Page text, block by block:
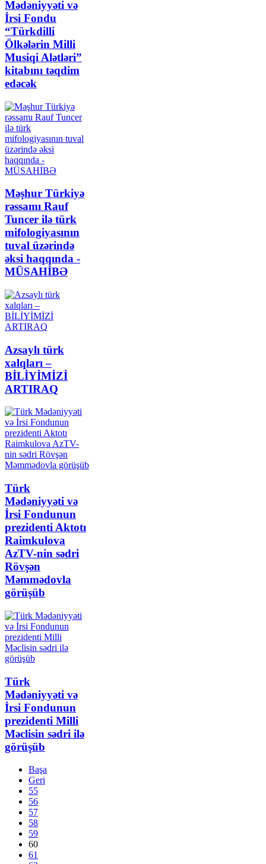
Mədəniyyəti və
İrsi Fondu
“Türkdilli
Ölkələrin Milli
Musiqi Alətləri”
kitabını təqdim
edəcək
Məşhur Türkiyə
rəssamı Rauf
Tuncer ilə türk
mifologiyasının
tuval üzərində
əksi haqqında -
MÜSAHİBƏ
Azsaylı türk
xalqları –
BİLİYİMİZİ
ARTIRAQ
Türk
Mədəniyyəti və
İrsi Fondunun
prezidenti Aktotı
Raimkulova
AzTV-nin sədri
Rövşən
Məmmədovla
görüşüb
Türk
Mədəniyyəti və
İrsi Fondunun
prezidenti Milli
Məclisin sədri ilə
görüşüb
Başa
Geri
55
56
57
58
59
60
61